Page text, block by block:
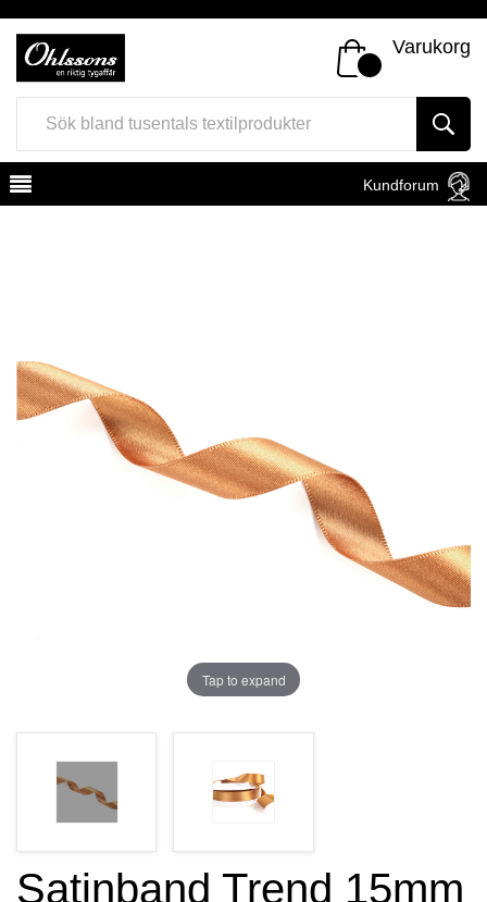
Varukorg
Kundforum
Tap to expand
Satinband Trend 15mm